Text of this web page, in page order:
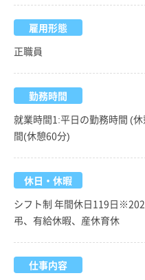
雇用形態
正職員
勤務時間
就業時間1:平日の勤務時間 (
間(休憩60分)
休日・休暇
シフト制 年間休日119日
弔、有給休暇、産休育休
仕事内容